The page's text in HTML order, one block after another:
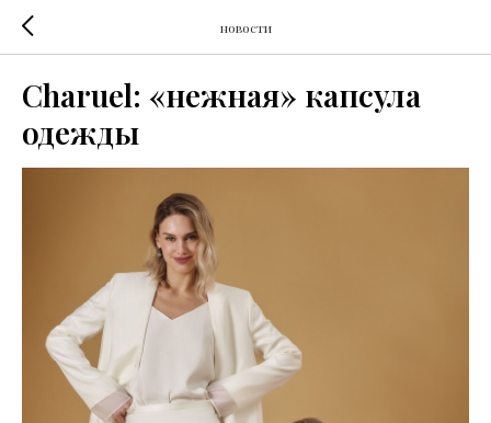
новости
Charuel: «нежная» капсула
одежды